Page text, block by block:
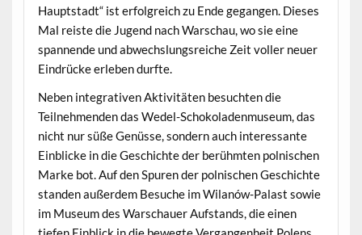
Hauptstadt“ ist erfolgreich zu Ende gegangen. Dieses
Mal reiste die Jugend nach Warschau, wo sie eine
spannende und abwechslungsreiche Zeit voller neuer
Eindrücke erleben durfte.
Neben integrativen Aktivitäten besuchten die
Teilnehmenden das Wedel-Schokoladenmuseum, das
nicht nur süße Genüsse, sondern auch interessante
Einblicke in die Geschichte der berühmten polnischen
Marke bot. Auf den Spuren der polnischen Geschichte
standen außerdem Besuche im Wilanów-Palast sowie
im Museum des Warschauer Aufstands, die einen